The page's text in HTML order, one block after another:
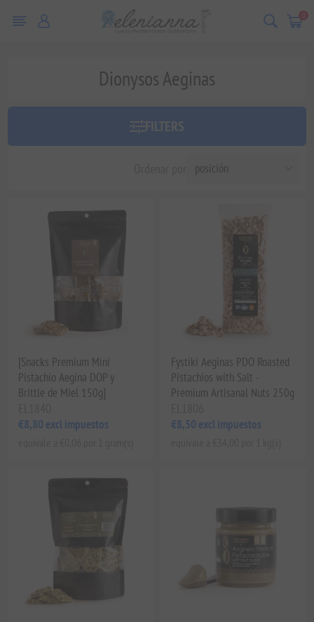
0
Dionysos Aeginas
FILTERS
[Snacks Premium Mini
Pistachio Aegina DOP y
Brittle de Miel 150g]
€8,80 excl impuestos
Fystiki Aeginas PDO Roasted
Pistachios with Salt -
Premium Artisanal Nuts 250g
€8,50 excl impuestos